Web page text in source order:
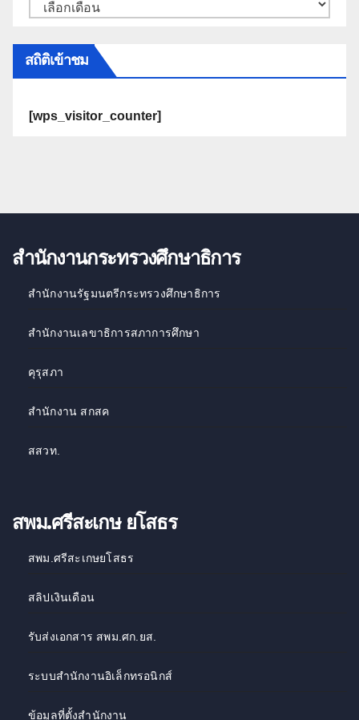
สถิติเข้าชม
[wps_visitor_counter]
สำนักงานกระทรวงศึกษาธิการ
สำนักงานรัฐมนตรีกระทรวงศึกษาธิการ
สำนักงานเลขาธิการสภาการศึกษา
คุรุสภา
สำนักงาน สกสค
สสวท.
สพม.ศรีสะเกษ ยโสธร
สพม.ศรีสะเกษยโสธร
สลิปเงินเดือน
รับส่งเอกสาร สพม.ศก.ยส.
ระบบสำนักงานอิเล็กทรอนิกส์
ข้อมูลที่ตั้งสำนักงาน